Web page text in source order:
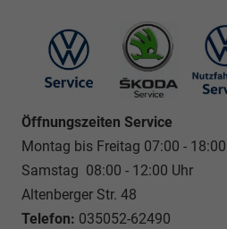
Öffnungszeiten Service
Montag bis Freitag 07:00 -
Samstag 08:00 - 12:00 Uhr
Altenberger Str. 48
Telefon: 035052-62490